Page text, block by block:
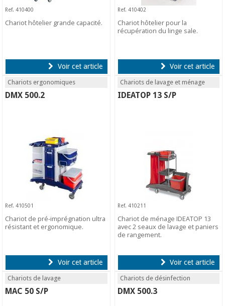
Ref. 410400
Chariot hôtelier grande capacité.
Voir cet article
Ref. 410402
Chariot hôtelier pour la
récupération du linge sale.
Voir cet article
Chariots ergonomiques
DMX 500.2
Ref. 410501
Chariot de pré-imprégnation ultra
résistant et ergonomique.
Voir cet article
Chariots de lavage et ménage
IDEATOP 13 S/P
Ref. 410211
Chariot de ménage IDEATOP 13
avec 2 seaux de lavage et paniers
de rangement.
Voir cet article
Chariots de lavage
MAC 50 S/P
Chariots de désinfection
DMX 500.3